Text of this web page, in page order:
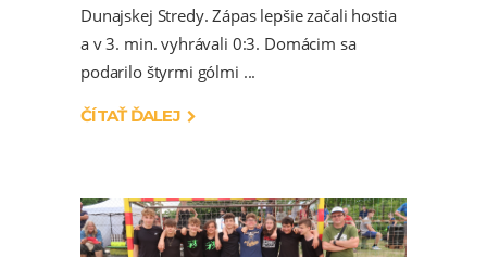
Dunajskej Stredy. Zápas lepšie začali hostia
a v 3. min. vyhrávali 0:3. Domácim sa
podarilo štyrmi gólmi
ČÍTAŤ ĎALEJ